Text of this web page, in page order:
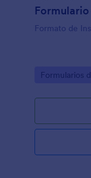
Formato de
Go to
Formularios